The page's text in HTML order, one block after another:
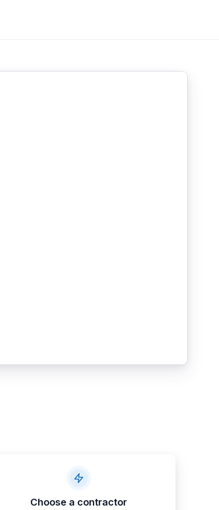
Choose a contractor